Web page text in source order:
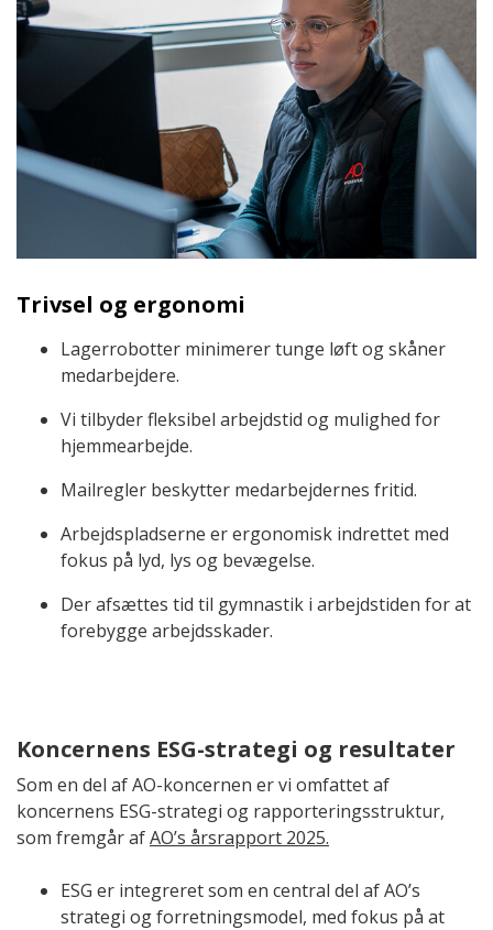
Trivsel og ergonomi
Lagerrobotter minimerer tunge løft og skåner
medarbejdere.
Vi tilbyder fleksibel arbejdstid og mulighed for
hjemmearbejde.
Mailregler beskytter medarbejdernes fritid.
Arbejdspladserne er ergonomisk indrettet med
fokus på lyd, lys og bevægelse.
Der afsættes tid til gymnastik i arbejdstiden for at
forebygge arbejdsskader.
Koncernens ESG-strategi og resultater
Som en del af AO-koncernen er vi omfattet af
koncernens ESG-strategi og rapporteringsstruktur,
som fremgår afAO’s årsrapport 2025.
ESG er integreret som en central del af AO’s
strategi og forretningsmodel, med fokus på at